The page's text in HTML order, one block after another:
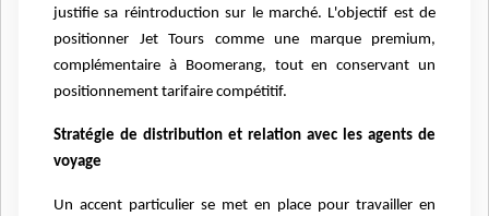
justifie sa réintroduction sur le marché. L'objectif est de
positionner Jet Tours comme une marque premium,
complémentaire à Boomerang, tout en conservant un
positionnement tarifaire compétitif.
Stratégie de distribution et relation avec les agents de
voyage
Un accent particulier se met en place pour travailler en